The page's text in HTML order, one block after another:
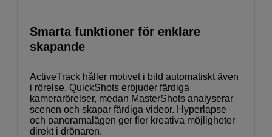
Smarta funktioner för enklare
skapande
ActiveTrack håller motivet i bild automatiskt även
i rörelse. QuickShots erbjuder färdiga
kamerarörelser, medan MasterShots analyserar
scenen och skapar färdiga videor. Hyperlapse
och panoramalägen ger fler kreativa möjligheter
direkt i drönaren.